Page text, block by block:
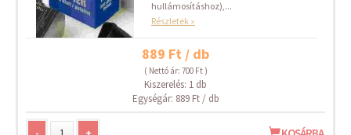
hullámosításhoz),...
Részletek »
889 Ft / db
( Nettó ár: 700 Ft )
Kiszerelés: 1 db
Egységár: 889 Ft / db